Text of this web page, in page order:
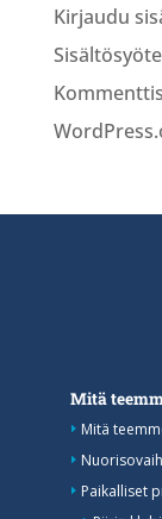
Kirjaudu
Sisältösyöte
Mitä
Mitä
Paikalliset